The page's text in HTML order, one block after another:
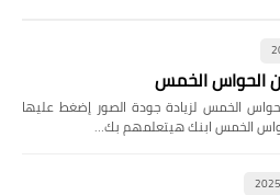
الحواس الخمس
الخمس لزيادة جودة الصور إضغط عليها
الخمس ابنك هيتعلمهم بك…